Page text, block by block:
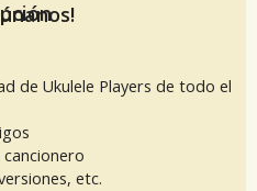
de Ukulele Players de todo el
etc.